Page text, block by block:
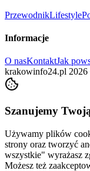
PrzewodnikLifestyle
Informacje
O nasKontaktJak
krakowinfo24.pl 2026
Szanujemy
Używamy plików
strony oraz tworzyć
wszystkie" wyrażasz
Możesz też